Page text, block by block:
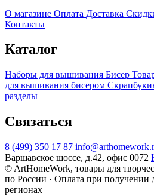
О магазине Оплата Доставка
Контакты
Каталог
Наборы для вышивания Бисер
для вышивания бисером
разделы
Связаться
8 (499) 350 17 87
Варшавское шоссе, д.42, офис 0072
© ArtHomeWork, товары для
по России · Оплата при получении
регионах